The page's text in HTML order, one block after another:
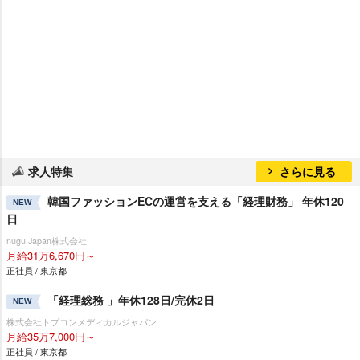
求人特集 さらに見る
NEW
韓国ファッションECの運営を支える「経理財務」 年休120
日
nugu Japan株式会社
月給31万6,670円～
正社員 / 東京都
NEW 「経理総務 」年休128日/完休2日
株式会社トプコンメディカルジャパン
月給35万7,000円～
正社員 / 東京都